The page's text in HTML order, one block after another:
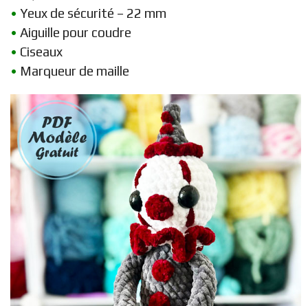
• Yeux de sécurité – 22 mm
• Aiguille pour coudre
• Ciseaux
• Marqueur de maille